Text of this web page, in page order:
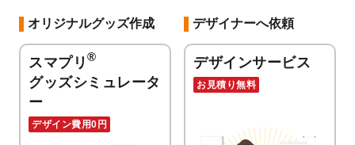
オリジナルグッズ作成
スマプリ ®
グッズシミュレータ
ー
デザイン費用0円
デザイナーへ依頼
デザインサービス
お見積り無料